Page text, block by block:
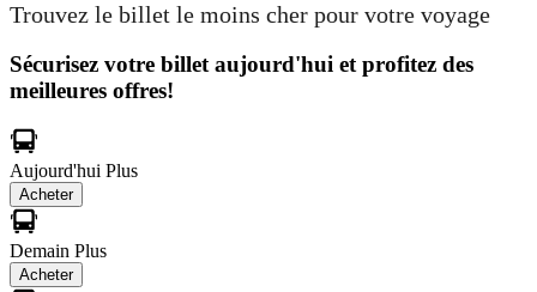
Trouvez le billet le moins cher pour votre voyage
Sécurisez votre billet aujourd'hui et profitez des
meilleures offres!
Aujourd'hui Plus
Acheter
Demain Plus
Acheter